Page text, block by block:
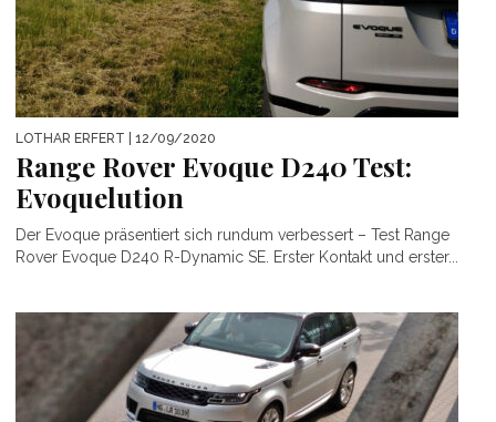
LOTHAR ERFERT | 12/09/2020
Range Rover Evoque D240 Test:
Evoquelution
Der Evoque präsentiert sich rundum verbessert – Test Range
Rover Evoque D240 R-Dynamic SE. Erster Kontakt und erster...